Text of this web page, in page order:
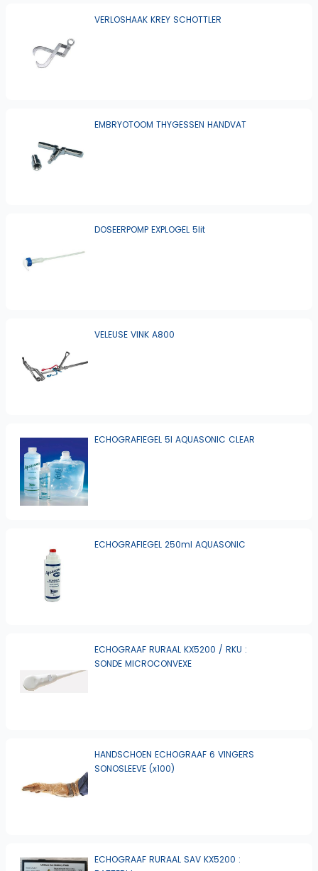
VERLOSHAAK KREY SCHOTTLER
EMBRYOTOOM THYGESSEN HANDVAT
DOSEERPOMP EXPLOGEL 5lit
VELEUSE VINK A800
ECHOGRAFIEGEL 5l AQUASONIC CLEAR
ECHOGRAFIEGEL 250ml AQUASONIC
ECHOGRAAF RURAAL KX5200 / RKU :
SONDE MICROCONVEXE
HANDSCHOEN ECHOGRAAF 6 VINGERS
SONOSLEEVE (x100)
ECHOGRAAF RURAAL SAV KX5200 :